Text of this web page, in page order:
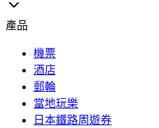
產品
機票
酒店
郵輪
當地玩樂
日本鐵路周遊券